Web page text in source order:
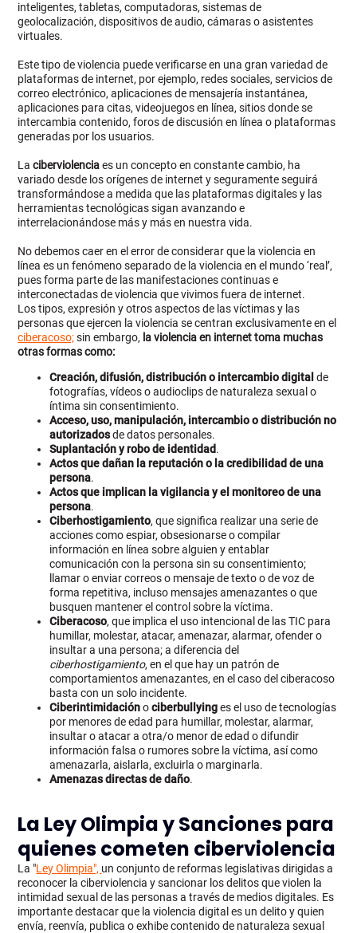
inteligentes, tabletas, computadoras, sistemas de
geolocalización, dispositivos de audio, cámaras o asistentes
virtuales.
Este tipo de violencia puede verificarse en una gran variedad de
plataformas de internet, por ejemplo, redes sociales, servicios de
correo electrónico, aplicaciones de mensajería instantánea,
aplicaciones para citas, videojuegos en línea, sitios donde se
intercambia contenido, foros de discusión en línea o plataformas
generadas por los usuarios.
Laciberviolenciaes un concepto en constante cambio, ha
variado desde los orígenes de internet y seguramente seguirá
transformándose a medida que las plataformas digitales y las
herramientas tecnológicas sigan avanzando e
interrelacionándose más y más en nuestra vida.
No debemos caer en el error de considerar que la violencia en
línea es un fenómeno separado de la violencia en el mundo ‘real’,
pues forma parte de las manifestaciones continuas e
interconectadas de violencia que vivimos fuera de internet.
Los tipos, expresión y otros aspectos de las víctimas y las
personas que ejercen la violencia se centran exclusivamente en el
ciberacoso;sin embargo, la violencia en internet toma muchas
otras formas como:
Creación, difusión, distribución o intercambio digital de
fotografías, vídeos o audioclips de naturaleza sexual o
íntima sin consentimiento.
Acceso, uso, manipulación, intercambio o distribución no
autorizadosde datos personales.
Suplantación y robo de identidad.
Actos que dañan la reputación o la credibilidad de una
persona.
Actos que implican la vigilancia y el monitoreo de una
persona.
Ciberhostigamiento, que significa realizar una serie de
acciones como espiar, obsesionarse o compilar
información en línea sobre alguien y entablar
comunicación con la persona sin su consentimiento;
llamar o enviar correos o mensaje de texto o de voz de
forma repetitiva, incluso mensajes amenazantes o que
busquen mantener el control sobre la víctima.
Ciberacoso, que implica el uso intencional de las TIC para
humillar, molestar, atacar, amenazar, alarmar, ofender o
insultar a una persona; a diferencia del
ciberhostigamiento, en el que hay un patrón de
comportamientos amenazantes, en el caso del ciberacoso
basta con un solo incidente.
Ciberintimidaciónociberbullyinges el uso de tecnologías
por menores de edad para humillar, molestar, alarmar,
insultar o atacar a otra/o menor de edad o difundir
información falsa o rumores sobre la víctima, así como
amenazarla, aislarla, excluirla o marginarla.
Amenazas directas de daño.
La Ley Olimpia y Sanciones para
quienes cometen ciberviolencia
La "Ley Olimpia", un conjunto de reformas legislativas dirigidas a
reconocer la ciberviolencia y sancionar los delitos que violen la
intimidad sexual de las personas a través de medios digitales. Es
importante destacar que la violencia digital es un delito y quien
envía, reenvía, publica o exhibe contenido de naturaleza sexual